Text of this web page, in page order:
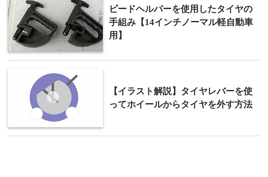
ビードヘルパーを使用したタイヤの
手組み【14インチノーマル軽自動車
用】
【イラスト解説】タイヤレバーを使
ってホイールからタイヤを外す方法